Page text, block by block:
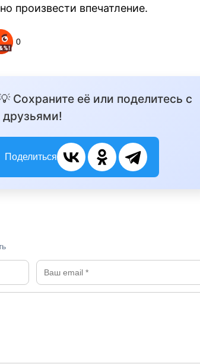
произвести впечатление.
0
Сохраните её или поделитесь с
друзьями!
Поделиться